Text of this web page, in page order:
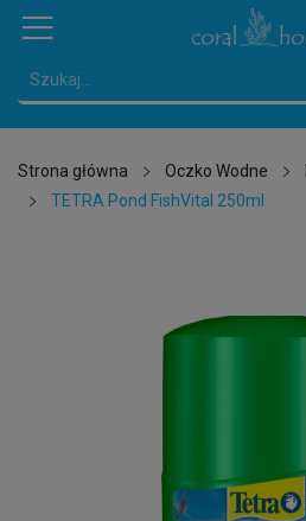
Strona główna Oczko Wodne
TETRA Pond FishVital 250ml